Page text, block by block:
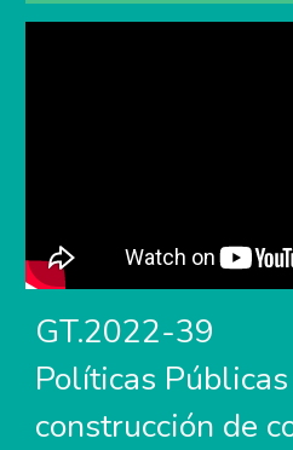
GT.2022-39
Políticas
construcción de